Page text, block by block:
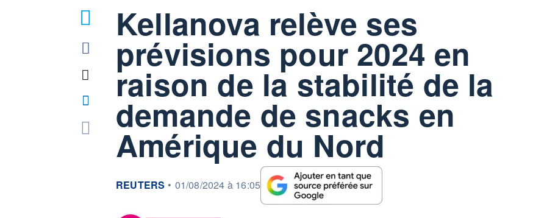
Kellanova relève ses
prévisions pour 2024 en
raison de la stabilité de la
demande de snacks en
Amérique du Nord
information fournie par
REUTERS • 01/08/2024 à 16:05